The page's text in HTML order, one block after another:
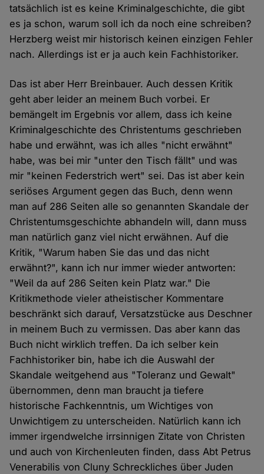
tatsächlich ist es keine Kriminalgeschichte, die gibt
es ja schon, warum soll ich da noch eine schreiben?
Herzberg weist mir historisch keinen einzigen Fehler
nach. Allerdings ist er ja auch kein Fachhistoriker.
Das ist aber Herr Breinbauer. Auch dessen Kritik
geht aber leider an meinem Buch vorbei. Er
bemängelt im Ergebnis vor allem, dass ich keine
Kriminalgeschichte des Christentums geschrieben
habe und erwähnt, was ich alles "nicht erwähnt"
habe, was bei mir "unter den Tisch fällt" und was
mir "keinen Federstrich wert" sei. Das ist aber kein
seriöses Argument gegen das Buch, denn wenn
man auf 286 Seiten alle so genannten Skandale der
Christentumsgeschichte abhandeln will, dann muss
man natürlich ganz viel nicht erwähnen. Auf die
Kritik, "Warum haben Sie das und das nicht
erwähnt?", kann ich nur immer wieder antworten:
"Weil da auf 286 Seiten kein Platz war." Die
Kritikmethode vieler atheistischer Kommentare
beschränkt sich darauf, Versatzstücke aus Deschner
in meinem Buch zu vermissen. Das aber kann das
Buch nicht wirklich treffen. Da ich selber kein
Fachhistoriker bin, habe ich die Auswahl der
Skandale weitgehend aus "Toleranz und Gewalt"
übernommen, denn man braucht ja tiefere
historische Fachkenntnis, um Wichtiges von
Unwichtigem zu unterscheiden. Natürlich kann ich
immer irgendwelche irrsinnigen Zitate von Christen
und auch von Kirchenleuten finden, dass Abt Petrus
Venerabilis von Cluny Schreckliches über Juden